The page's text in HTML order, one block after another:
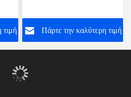
τιμή
για Τυρί, Κράκερ,
Θαλασσινά, Γάλα,
Μπισκότα, Κρέας,
Πάρτε την καλύτερη τιμή